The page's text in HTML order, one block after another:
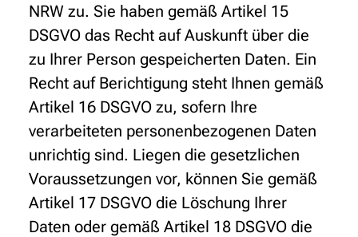
NRW zu. Sie haben gemäß Artikel 15
DSGVO das Recht auf Auskunft über die
zu Ihrer Person gespeicherten Daten. Ein
Recht auf Berichtigung steht Ihnen gemäß
Artikel 16 DSGVO zu, sofern Ihre
verarbeiteten personenbezogenen Daten
unrichtig sind. Liegen die gesetzlichen
Voraussetzungen vor, können Sie gemäß
Artikel 17 DSGVO die Löschung Ihrer
Daten oder gemäß Artikel 18 DSGVO die